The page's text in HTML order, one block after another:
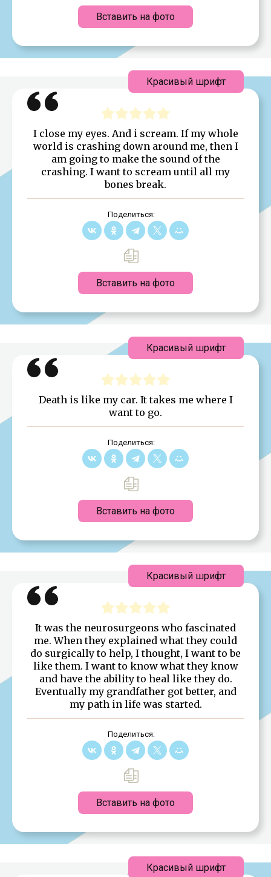
Вставить на фото
I close my eyes. And i scream. If my whole
world is crashing down around me, then I
am going to make the sound of the
crashing. I want to scream until all my
bones break.
Поделиться:
Вставить на фото
Красивый шрифт
Death is like my car. It takes me where I
want to go.
Поделиться:
Вставить на фото
Красивый шрифт
It was the neurosurgeons who fascinated
me. When they explained what they could
do surgically to help, I thought, I want to be
like them. I want to know what they know
and have the ability to heal like they do.
Eventually my grandfather got better, and
my path in life was started.
Поделиться:
Вставить на фото
Красивый шрифт
Красивый шрифт